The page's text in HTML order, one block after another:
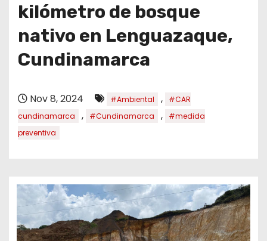
kilómetro de bosque
nativo en Lenguazaque,
Cundinamarca
Nov 8, 2024 #Ambiental ,
#CAR
cundinamarca
, #Cundinamarca ,
#medida
preventiva